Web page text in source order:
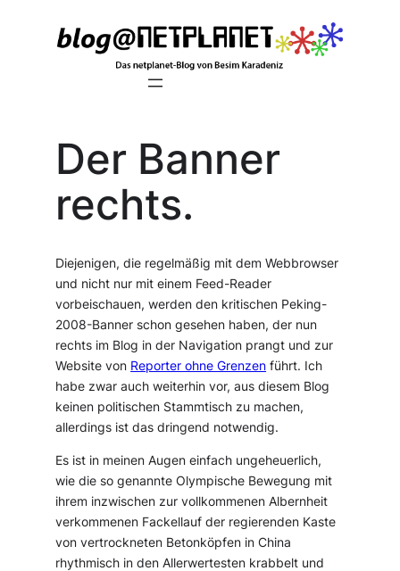
Der Banner
rechts.
Diejenigen, die regelmäßig mit dem Webbrowser
und nicht nur mit einem Feed-Reader
vorbeischauen, werden den kritischen Peking-
2008-Banner schon gesehen haben, der nun
rechts im Blog in der Navigation prangt und zur
Website von Reporter ohne Grenzen führt. Ich
habe zwar auch weiterhin vor, aus diesem Blog
keinen politischen Stammtisch zu machen,
allerdings ist das dringend notwendig.
Es ist in meinen Augen einfach ungeheuerlich,
wie die so genannte Olympische Bewegung mit
ihrem inzwischen zur vollkommenen Albernheit
verkommenen Fackellauf der regierenden Kaste
von vertrockneten Betonköpfen in China
rhythmisch in den Allerwertesten krabbelt und